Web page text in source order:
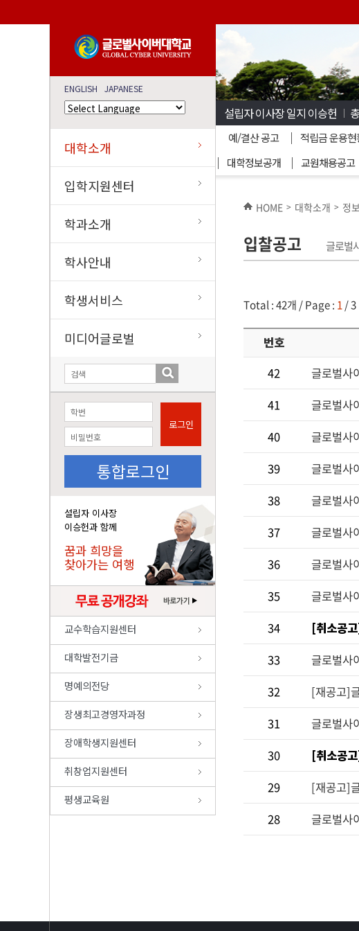
ENGLISH JAPANESE
대학소개
입학지원센터
학과소개
학사안내
학생서비스
미디어글로벌
로그인
통합로그인
설립자 이사장
이승헌과 함께
꿈과 희망을
찾아가는 여행
교수학습지원센터
대학발전기금
명예의전당
장생최고경영자과정
장애학생지원센터
취창업지원센터
평생교육원
설립자 이사장 일지 이승헌
예/결산 공고 적립금 운용현
대학정보공개
교원채용공고
HOME > 대학소개 > 정
입찰공고 글로벌
Total : 42개 /Page : 1/ 3
번호
42
글로벌사
41
글로벌사
40
글로벌사
39
글로벌사
38
글로벌사
37
글로벌사
36
글로벌사
35
글로벌사
34
[취소공
33
글로벌사
32
[재공고]
31
글로벌사
30
[취소공
29
[재공고]
28
글로벌사